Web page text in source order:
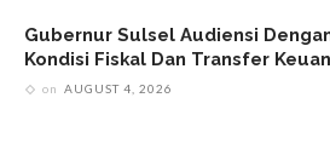
Gubernur Sulsel Audiensi
Kondisi Fiskal Dan Transfer
on AUGUST 4, 2026